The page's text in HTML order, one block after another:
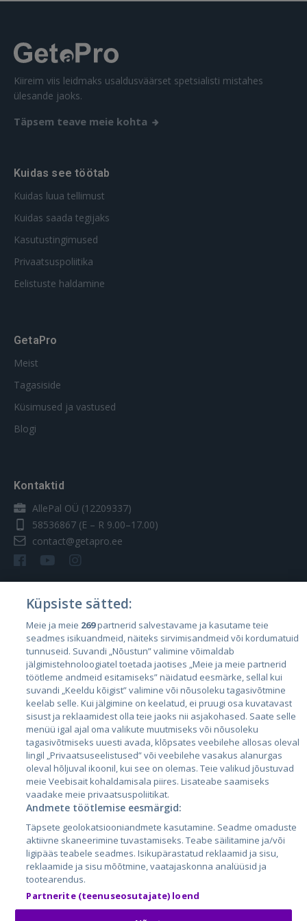
Kiireim viis leidmaks usaldusväärset spetsialisti mistahes
ülesande jaoks.
Täpsem teave meie kohta
Kuidas see töötab
Kuidas luua tellimust
Kuidas saada tegijaks
Kasutustingimused
Privaatsuspoliitika
Eelistuste haldamine
GetaPro
Meist
Tagasiside
Küsimused ja vastused
Blogi
Kontaktid
AllePal OÜ (12209337)
58536867 (E – R 9.00–17.00)
contact@getapro.ee
Riigid
Eesti
Läti
Leedu
City24.lv
City24.ee
GetaPro.lv
GetaPro.ee
Skelbiu.lt
Autoplius.lt
Aruodas.lt
CVbankas.lt
Kainos.lt
Paslaugos.lt
auto24.ee
Osta.ee
KuldneBörs.ee
Küpsiste sätted:
Meie ja meie 269partnerid salvestavame ja kasutame teie
seadmes isikuandmeid, näiteks sirvimisandmeid või kordumatuid
tunnuseid. Suvandi „Nõustun” valimine võimaldab
jälgimistehnoloogiatel toetada jaotises „Meie ja meie partnerid
töötleme andmeid esitamiseks” näidatud eesmärke, sellal kui
suvandi „Keeldu kõigist” valimine või nõusoleku tagasivõtmine
keelab selle. Kui jälgimine on keelatud, ei pruugi osa kuvatavast
sisust ja reklaamidest olla teie jaoks nii asjakohased. Saate selle
menüü igal ajal oma valikute muutmiseks või nõusoleku
tagasivõtmiseks uuesti avada, klõpsates veebilehe allosas oleval
lingil „Privaatsuseelistused” või veebilehe vasakus alanurgas
oleval hõljuval ikoonil, kui see on olemas. Teie valikud jõustuvad
meie Veebisait kohaldamisala piires. Lisateabe saamiseks
vaadake meie privaatsuspoliitikat.
Andmete töötlemise eesmärgid:
Täpsete geolokatsiooniandmete kasutamine. Seadme omaduste
aktiivne skaneerimine tuvastamiseks. Teabe säilitamine ja/või
ligipääs teabele seadmes. Isikupärastatud reklaamid ja sisu,
reklaamide ja sisu mõõtmine, vaatajaskonna analüüsid ja
tootearendus.
Partnerite (teenuseosutajate) loend